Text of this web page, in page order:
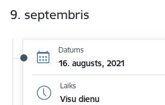
9. septembris
Datums
16. augusts, 2021
Laiks
Visu dienu